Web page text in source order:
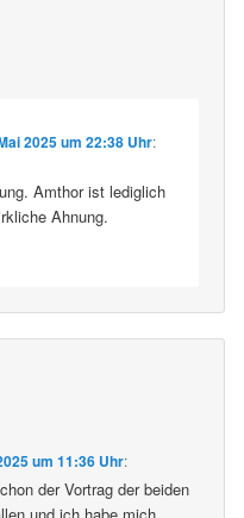
2025 um 22:38 Uhr:
Amthor ist lediglich
Ahnung.
um 11:36 Uhr:
der Vortrag der beiden